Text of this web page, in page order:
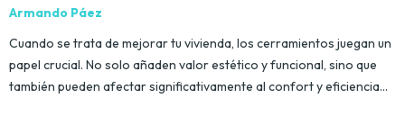
Armando Páez
Cuando se trata de mejorar tu vivienda, los cerramientos juegan un
papel crucial. No solo añaden valor estético y funcional, sino que
también pueden afectar significativamente al confort y eficiencia…